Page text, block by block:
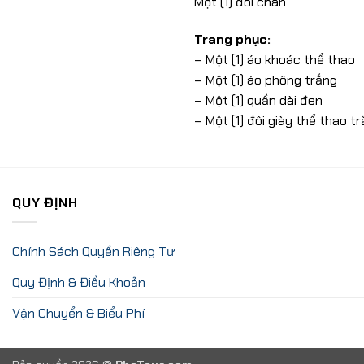
Trang phục:
– Một (1) áo khoác thể thao
– Một (1) áo phông trắng
– Một (1) quần dài đen
– Một (1) đôi giày thể thao
QUY ĐỊNH
Chính Sách Quyền Riêng Tư
Quy Định & Điều Khoản
Vận Chuyển & Biểu Phí